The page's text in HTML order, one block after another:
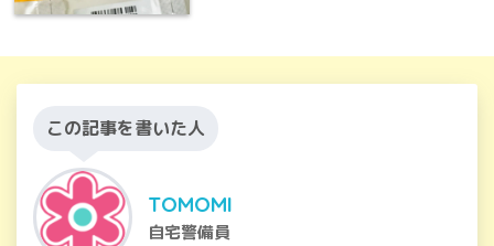
この記事を書いた人
TOMOMI
自宅警備員